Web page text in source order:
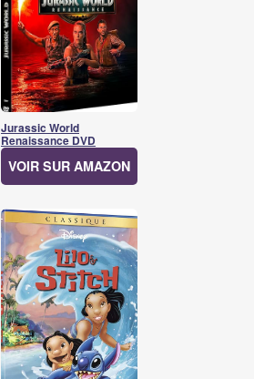
Jurassic World
Renaissance DVD
VOIR SUR AMAZON